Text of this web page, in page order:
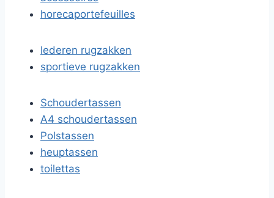
horecaportefeuilles
lederen rugzakken
sportieve rugzakken
Schoudertassen
A4 schoudertassen
Polstassen
heuptassen
toilettas